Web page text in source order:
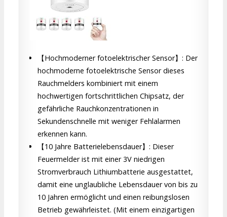
【Hochmoderner fotoelektrischer Sensor】: Der
hochmoderne fotoelektrische Sensor dieses
Rauchmelders kombiniert mit einem
hochwertigen fortschrittlichen Chipsatz, der
gefährliche Rauchkonzentrationen in
Sekundenschnelle mit weniger Fehlalarmen
erkennen kann.
【10 Jahre Batterielebensdauer】: Dieser
Feuermelder ist mit einer 3V niedrigen
Stromverbrauch Lithiumbatterie ausgestattet,
damit eine unglaubliche Lebensdauer von bis zu
10 Jahren ermöglicht und einen reibungslosen
Betrieb gewährleistet. (Mit einem einzigartigen